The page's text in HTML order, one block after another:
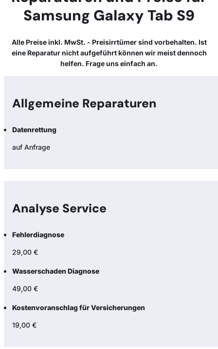
Samsung Galaxy Tab S9
Alle Preise inkl. MwSt. - Preisirrtümer sind vorbehalten. Ist
eine Reparatur nicht aufgeführt können wir meist dennoch
helfen. Frage uns einfach an.
Allgemeine Reparaturen
Datenrettung
auf Anfrage
Analyse Service
Fehlerdiagnose
29,00 €
Wasserschaden Diagnose
49,00 €
Kostenvoranschlag für Versicherungen
19,00 €